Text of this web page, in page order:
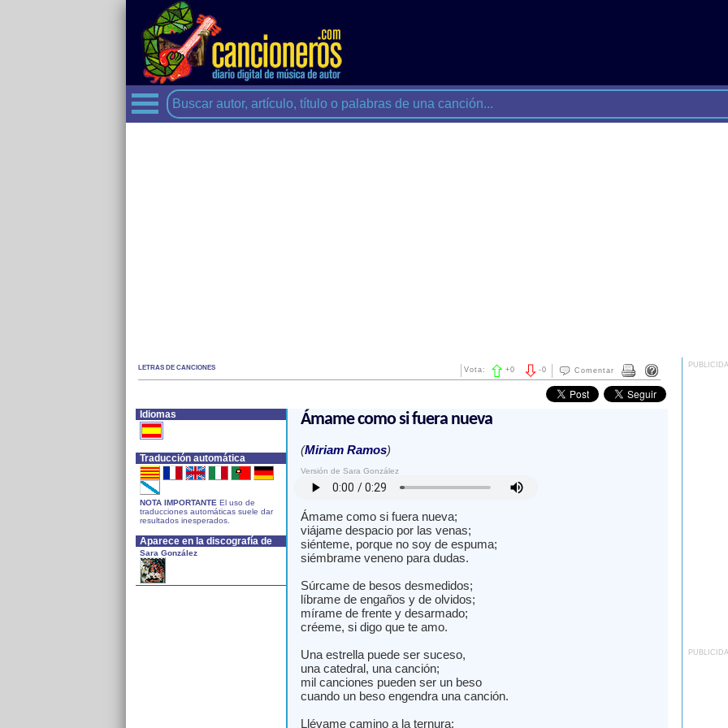
LETRAS DE CANCIONES Comentar
-0
Vota: +0
Idiomas
Traducción automática
NOTA IMPORTANTE El uso de
traducciones automáticas suele dar
resultados inesperados.
Aparece en la discografía de
Sara González
Ámame como si fuera nueva
(Miriam Ramos)
Versión de Sara González
Ámame como si fuera nueva;
viájame despacio por las venas;
siénteme, porque no soy de espuma;
siémbrame veneno para dudas.
Súrcame de besos desmedidos;
líbrame de engaños y de olvidos;
mírame de frente y desarmado;
créeme, si digo que te amo.
Una estrella puede ser suceso,
una catedral, una canción;
mil canciones pueden ser un beso
cuando un beso engendra una canción.
Llévame camino a la ternura;